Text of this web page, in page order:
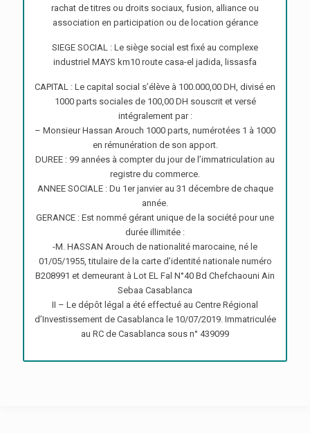
rachat de titres ou droits sociaux, fusion, alliance ou
association en participation ou de location gérance
SIEGE SOCIAL : Le siège social est fixé au complexe
industriel MAYS km10 route casa-el jadida, lissasfa
CAPITAL : Le capital social s’élève à 100.000,00 DH, divisé en
1000 parts sociales de 100,00 DH souscrit et versé
intégralement par :
– Monsieur Hassan Arouch 1000 parts, numérotées 1 à 1000
en rémunération de son apport.
DUREE : 99 années à compter du jour de l’immatriculation au
registre du commerce.
ANNEE SOCIALE : Du 1er janvier au 31 décembre de chaque
année.
GERANCE : Est nommé gérant unique de la société pour une
durée illimitée :
-M. HASSAN Arouch de nationalité marocaine, né le
01/05/1955, titulaire de la carte d’identité nationale numéro
B208991 et demeurant à Lot EL Fal N°40 Bd Chefchaouni Ain
Sebaa Casablanca
II – Le dépôt légal a été effectué au Centre Régional
d’Investissement de Casablanca le 10/07/2019. Immatriculée
au RC de Casablanca sous n° 439099